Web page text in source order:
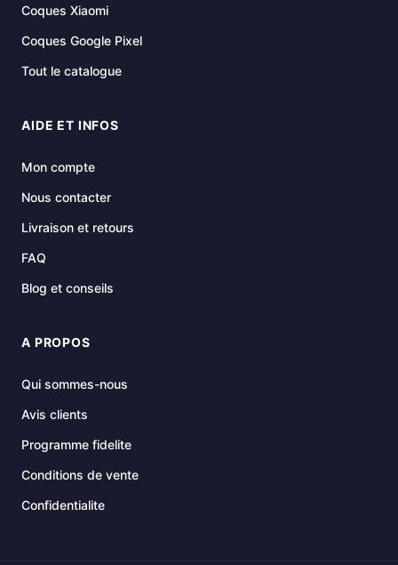
Coques Xiaomi
Coques Google Pixel
Tout le catalogue
AIDE ET INFOS
Mon compte
Nous contacter
Livraison et retours
FAQ
Blog et conseils
A PROPOS
Qui sommes-nous
Avis clients
Programme fidelite
Conditions de vente
Confidentialite